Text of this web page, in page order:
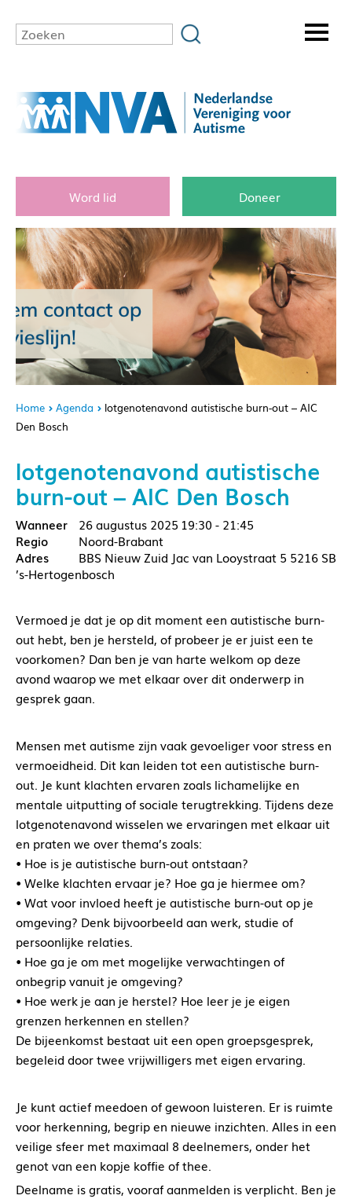
Word lid Doneer
Home Agenda
lotgenotenavond autistische burn-out – AIC
Den Bosch
lotgenotenavond autistische
burn-out – AIC Den Bosch
26 augustus 2025 19:30 - 21:45
Noord-Brabant
BBS Nieuw Zuid Jac van Looystraat 5 5216 SB
’s-Hertogenbosch
Vermoed je dat je op dit moment een autistische burn-
out hebt, ben je hersteld, of probeer je er juist een te
voorkomen? Dan ben je van harte welkom op deze
avond waarop we met elkaar over dit onderwerp in
gesprek gaan.
Mensen met autisme zijn vaak gevoeliger voor stress en
vermoeidheid. Dit kan leiden tot een autistische burn-
out. Je kunt klachten ervaren zoals lichamelijke en
mentale uitputting of sociale terugtrekking. Tijdens deze
lotgenotenavond wisselen we ervaringen met elkaar uit
en praten we over thema’s zoals:
• Hoe is je autistische burn-out ontstaan?
• Welke klachten ervaar je? Hoe ga je hiermee om?
• Wat voor invloed heeft je autistische burn-out op je
omgeving? Denk bijvoorbeeld aan werk, studie of
persoonlijke relaties.
• Hoe ga je om met mogelijke verwachtingen of
onbegrip vanuit je omgeving?
• Hoe werk je aan je herstel? Hoe leer je je eigen
grenzen herkennen en stellen?
De bijeenkomst bestaat uit een open groepsgesprek,
begeleid door twee vrijwilligers met eigen ervaring.
Je kunt actief meedoen of gewoon luisteren. Er is ruimte
voor herkenning, begrip en nieuwe inzichten. Alles in een
veilige sfeer met maximaal 8 deelnemers, onder het
genot van een kopje koffie of thee.
Deelname is gratis, vooraf aanmelden is verplicht. Ben je